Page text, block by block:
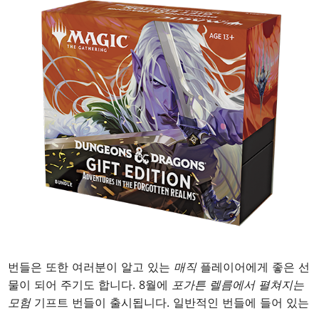
번들은 또한 여러분이 알고 있는 매직플레이어에게 좋은 선
물이 되어 주기도 합니다. 8월에 포가튼 렐름에서 펼쳐지는
모험기프트 번들이 출시됩니다. 일반적인 번들에 들어 있는